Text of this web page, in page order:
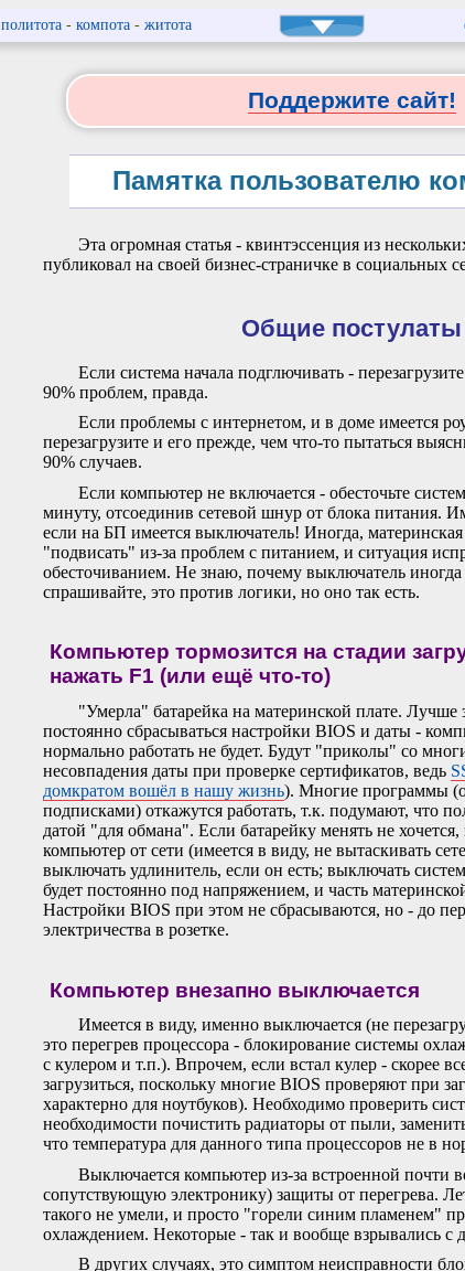
политота- компота- житота
Поддержите сайт!
Памятка пользователю
Эта огромная статья - квинтэссенция из
публиковал на своей бизнес-страничке в социальных
Общие постулаты
Если система начала подглючивать -
90% проблем, правда.
Если проблемы с интернетом, и в доме имеется
перезагрузите и его прежде, чем что-то пытаться
90% случаев.
Если компьютер не включается - обесточьте
минуту, отсоединив сетевой шнур от блока питания.
если на БП имеется выключатель! Иногда,
"подвисать" из-за проблем с питанием, и ситуация
обесточиванием. Не знаю, почему выключатель иногда
спрашивайте, это против логики, но оно так есть.
Компьютер тормозится на стадии
нажать F1 (или ещё что-то)
"Умерла" батарейка на материнской плате. Лучше
постоянно сбрасываться настройки BIOS и даты -
нормально работать не будет. Будут "приколы" со
несовпадения даты при проверке сертификатов, ведь
домкратом вошёл в нашу жизнь). Многие программы
подписками) откажутся работать, т.к. подумают, что
датой "для обмана". Если батарейку менять не
компьютер от сети (имеется в виду, не вытаскивать
выключать удлинитель, если он есть; выключать
будет постоянно под напряжением, и часть
Настройки BIOS при этом не сбрасываются, но - до
электричества в розетке.
Компьютер внезапно выключается
Имеется в виду, именно выключается (не
это перегрев процессора - блокирование системы
с кулером и т.п.). Впрочем, если встал кулер - скорее
загрузиться, поскольку многие BIOS проверяют при
характерно для ноутбуков). Необходимо проверить
необходимости почистить радиаторы от пыли,
что температура для данного типа процессоров не в
Выключается компьютер из-за встроенной почти
сопутствующую электронику) защиты от перегрева.
такого не умели, и просто "горели синим пламенем"
охлаждением. Некоторые - так и вообще взрывались с
В других случаях, это симптом неисправности